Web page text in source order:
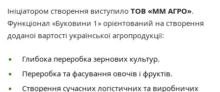
Ініціатором створення виступило ТОВ «ММ АГРО».
Функціонал «Буковини 1» орієнтований на створення
доданої вартості української агропродукції:
Глибока переробка зернових культур.
Переробка та фасування овочів і фруктів.
Створення сучасних логістичних та виробничих